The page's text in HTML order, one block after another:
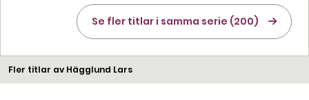
Se fler titlar i samma serie (200)
Fler titlar av Hägglund Lars